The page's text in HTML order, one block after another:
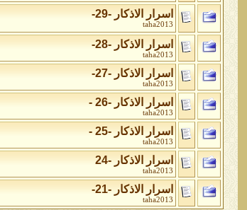
اسرار الاذكار -29-
taha2013
اسرار الاذكار -28-
taha2013
اسرار الاذكار -27-
taha2013
اسرار الاذكار -26 -
taha2013
اسرار الاذكار -25 -
taha2013
اسرار الاذكار -24
taha2013
اسرار الاذكار -21-
taha2013